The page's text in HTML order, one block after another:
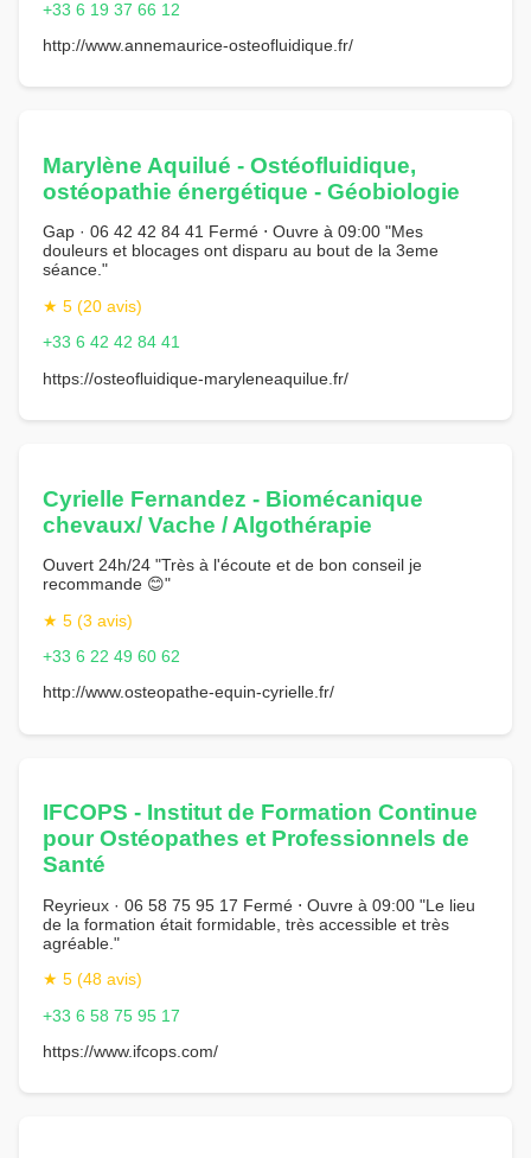
+33 6 19 37 66 12
http://www.annemaurice-osteofluidique.fr/
Marylène Aquilué - Ostéofluidique,
ostéopathie énergétique - Géobiologie
Gap · 06 42 42 84 41 Fermé ⋅ Ouvre à 09:00 "Mes
douleurs et blocages ont disparu au bout de la 3eme
séance."
★ 5 (20 avis)
+33 6 42 42 84 41
https://osteofluidique-maryleneaquilue.fr/
Cyrielle Fernandez - Biomécanique
chevaux/ Vache / Algothérapie
Ouvert 24h/24 "Très à l'écoute et de bon conseil je
recommande 😊"
★ 5 (3 avis)
+33 6 22 49 60 62
http://www.osteopathe-equin-cyrielle.fr/
IFCOPS - Institut de Formation Continue
pour Ostéopathes et Professionnels de
Santé
Reyrieux · 06 58 75 95 17 Fermé ⋅ Ouvre à 09:00 "Le lieu
de la formation était formidable, très accessible et très
agréable."
★ 5 (48 avis)
+33 6 58 75 95 17
https://www.ifcops.com/